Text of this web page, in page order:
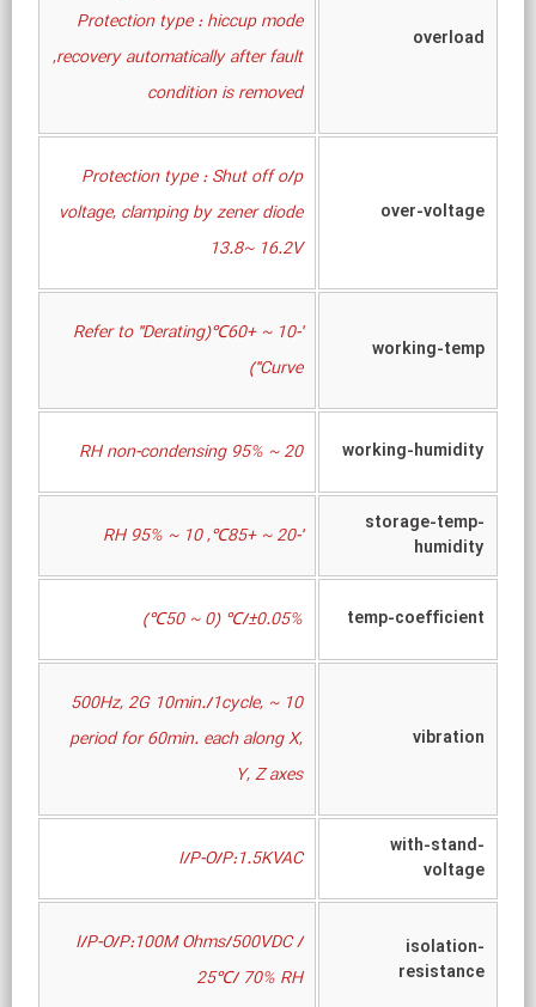
overload
Protection type : hiccup mode
,recovery automatically after fault
condition is removed
over-voltage
Protection type : Shut off o/p
voltage, clamping by zener diode
13.8~ 16.2V
working-temp
'-10 ~ +60℃(Refer to "Derating
Curve")
working-humidity
20 ~ 95% RH non-condensing
storage-temp-
humidity
'-20 ~ +85℃, 10 ~ 95% RH
temp-coefficient
±0.05%/℃ (0 ~ 50℃)
vibration
10 ~ 500Hz, 2G 10min./1cycle,
period for 60min. each along X,
Y, Z axes
with-stand-
voltage
I/P-O/P:1.5KVAC
isolation-
resistance
I/P-O/P:100M Ohms/500VDC /
25℃/ 70% RH